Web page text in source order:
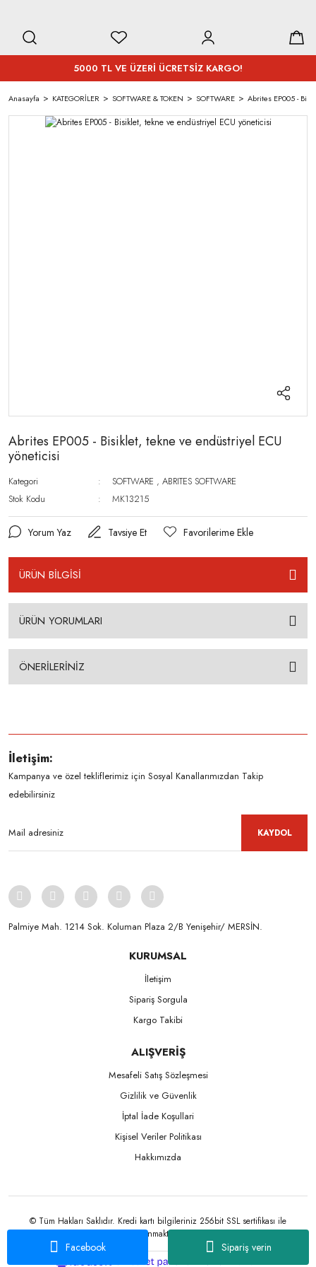
Facebook Sipariş verin
5000 TL VE ÜZERİ ÜCRETSİZ KARGO!
Anasayfa KATEGORİLER SOFTWARE & TOKEN SOFTWARE Abrites EP005 -
Abrites EP005 - Bisiklet, tekne ve endüstriyel ECU
yöneticisi
Kategori SOFTWARE ,ABRITES SOFTWARE
Stok Kodu
MK13215
Yorum Yaz Tavsiye Et
ÜRÜN BİLGİSİ
ÜRÜN YORUMLARI
ÖNERİLERİNİZ
İletişim:
Kampanya ve özel tekliflerimiz için Sosyal Kanallarımızdan Takip
edebilirsiniz
KAYDOL
Palmiye Mah. 1214 Sok. Koluman Plaza 2/B Yenişehir/ MERSİN.ㅤㅤㅤㅤㅤㅤㅤㅤㅤㅤㅤㅤㅤㅤㅤㅤㅤㅤㅤㅤㅤㅤㅤㅤㅤㅤㅤㅤㅤㅤㅤㅤㅤㅤㅤ ㅤㅤㅤㅤㅤㅤㅤㅤㅤㅤ
KURUMSAL
İletişim
Sipariş Sorgula
Kargo Takibi
ALIŞVERİŞ
Mesafeli Satış Sözleşmesi
Gizlilik ve Güvenlik
İptal İade Koşullari
Kişisel Veriler Politikası
Hakkımızda
© Tüm Hakları Saklıdır. Kredi kartı bilgileriniz 256bit SSL sertifikası ile
korunmaktadır.